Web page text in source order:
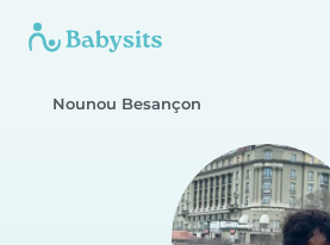
Nounou Besançon